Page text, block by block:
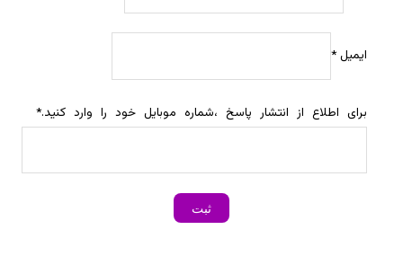
ایمیل*
برای اطلاع از انتشار پاسخ ،شماره موبایل خود را وارد کنید.*